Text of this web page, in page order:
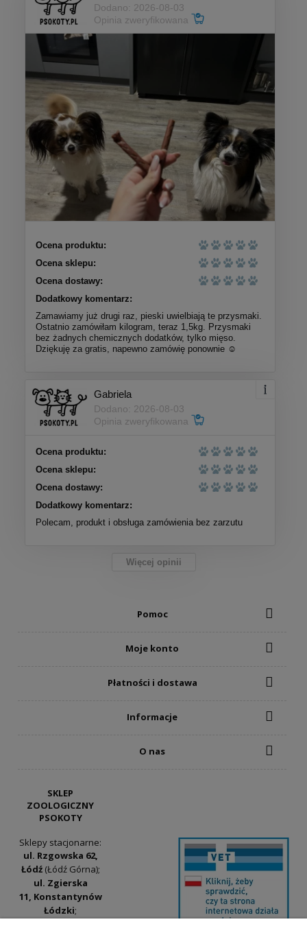
Dodano: 2026-08-03
Opinia zweryfikowana
Ocena produktu:
Ocena sklepu:
Ocena dostawy:
Dodatkowy komentarz:
Zamawiamy już drugi raz, pieski uwielbiają te przysmaki.
Ostatnio zamówiłam kilogram, teraz 1,5kg. Przysmaki
bez żadnych chemicznych dodatków, tylko mięso.
Dziękuję za gratis, napewno zamówię ponownie ☺️
Gabriela
Dodano: 2026-08-03
Opinia zweryfikowana
Ocena produktu:
Ocena sklepu:
Ocena dostawy:
Dodatkowy komentarz:
Polecam, produkt i obsługa zamówienia bez zarzutu
Więcej opinii
Pomoc
Moje konto
Płatności i dostawa
Informacje
O nas
SKLEP
ZOOLOGICZNY
PSOKOTY
Sklepy stacjonarne:
ul. Rzgowska 62,
Łódź(Łódź Górna);
ul. Zgierska
11, Konstantynów
Łódzki;